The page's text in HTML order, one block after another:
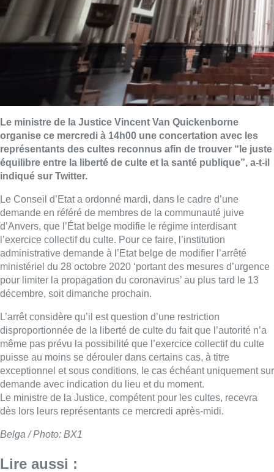
Le ministre de la Justice Vincent Van Quickenborne
organise ce mercredi à 14h00 une concertation avec les
représentants des cultes reconnus afin de trouver “le juste
équilibre entre la liberté de culte et la santé publique”, a-t-il
indiqué sur Twitter.
Le Conseil d’Etat a ordonné mardi, dans le cadre d’une
demande en référé de membres de la communauté juive
d’Anvers, que l’État belge modifie le régime interdisant
l’exercice collectif du culte. Pour ce faire, l’institution
administrative demande à l’Etat belge de modifier l’arrêté
ministériel du 28 octobre 2020 ‘portant des mesures d’urgence
pour limiter la propagation du coronavirus’ au plus tard le 13
décembre, soit dimanche prochain.
L’arrêt considère qu’il est question d’une restriction
disproportionnée de la liberté de culte du fait que l’autorité n’a
même pas prévu la possibilité que l’exercice collectif du culte
puisse au moins se dérouler dans certains cas, à titre
exceptionnel et sous conditions, le cas échéant uniquement sur
demande avec indication du lieu et du moment.
Le ministre de la Justice, compétent pour les cultes, recevra
dès lors leurs représentants ce mercredi après-midi.
Belga / Photo: BX1
Lire aussi :